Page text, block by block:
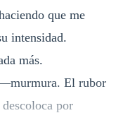
que me
intensidad.
más.
El rubor
por